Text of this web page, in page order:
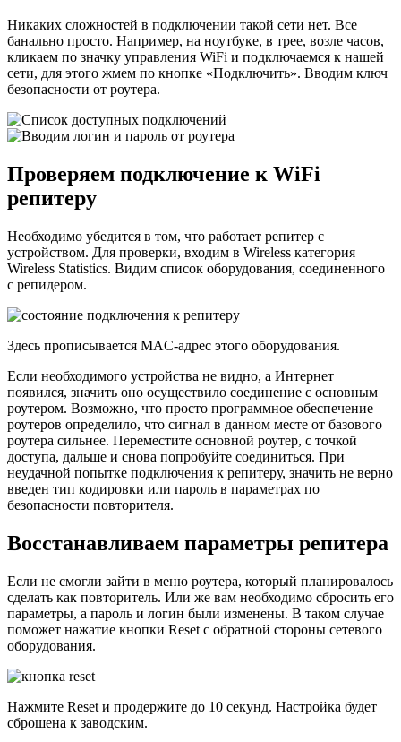
Никаких сложностей в подключении такой сети нет. Все
банально просто. Например, на ноутбуке, в трее, возле часов,
кликаем по значку управления WiFi и подключаемся к нашей
сети, для этого жмем по кнопке «Подключить». Вводим ключ
безопасности от роутера.
Проверяем подключение к WiFi
репитеру
Необходимо убедится в том, что работает репитер с
устройством. Для проверки, входим в Wireless категория
Wireless Statistics. Видим список оборудования, соединенного
с репидером.
Здесь прописывается MAC-адрес этого оборудования.
Если необходимого устройства не видно, а Интернет
появился, значить оно осуществило соединение с основным
роутером. Возможно, что просто программное обеспечение
роутеров определило, что сигнал в данном месте от базового
роутера сильнее. Переместите основной роутер, с точкой
доступа, дальше и снова попробуйте соединиться. При
неудачной попытке подключения к репитеру, значить не верно
введен тип кодировки или пароль в параметрах по
безопасности повторителя.
Восстанавливаем параметры репитера
Если не смогли зайти в меню роутера, который планировалось
сделать как повторитель. Или же вам необходимо сбросить его
параметры, а пароль и логин были изменены. В таком случае
поможет нажатие кнопки Reset с обратной стороны сетевого
оборудования.
Нажмите Reset и продержите до 10 секунд. Настройка будет
сброшена к заводским.